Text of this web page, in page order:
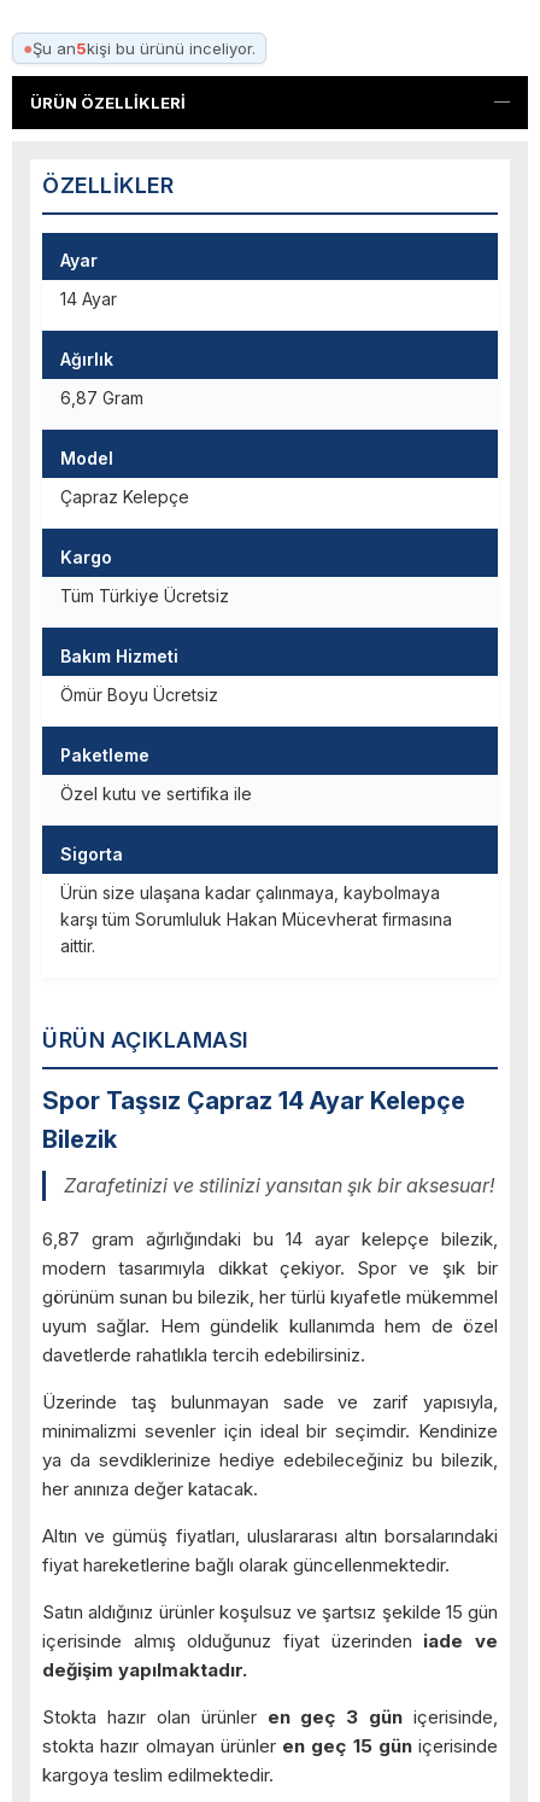
●Şu an5kişi bu ürünü inceliyor.
ÜRÜN ÖZELLIKLERI
ÜRÜN AÇIKLAMASI
Spor Taşsız Çapraz 14 Ayar Kelepçe
Bilezik
Zarafetinizi ve stilinizi yansıtan şık bir aksesuar!
6,87 gram ağırlığındaki bu 14 ayar kelepçe bilezik,
modern tasarımıyla dikkat çekiyor. Spor ve şık bir
görünüm sunan bu bilezik, her türlü kıyafetle mükemmel
uyum sağlar. Hem gündelik kullanımda hem de özel
davetlerde rahatlıkla tercih edebilirsiniz.
Üzerinde taş bulunmayan sade ve zarif yapısıyla,
minimalizmi sevenler için ideal bir seçimdir. Kendinize
ya da sevdiklerinize hediye edebileceğiniz bu bilezik,
her anınıza değer katacak.
Altın ve gümüş fiyatları, uluslararası altın borsalarındaki
fiyat hareketlerine bağlı olarak güncellenmektedir.
Satın aldığınız ürünler koşulsuz ve şartsız şekilde 15 gün
içerisinde almış olduğunuz fiyat üzerinden iade ve
değişim yapılmaktadır.
Stokta hazır olan ürünler en geç 3 gün içerisinde,
stokta hazır olmayan ürünler en geç 15 güniçerisinde
kargoya teslim edilmektedir.
ÖZELLIKLER
Ayar
14 Ayar
Ağırlık
6,87 Gram
Model
Çapraz Kelepçe
Kargo
Tüm Türkiye Ücretsiz
Bakım Hizmeti
Ömür Boyu Ücretsiz
Paketleme
Özel kutu ve sertifika ile
Sigorta
Ürün size ulaşana kadar çalınmaya, kaybolmaya
karşı tüm Sorumluluk Hakan Mücevherat firmasına
aittir.